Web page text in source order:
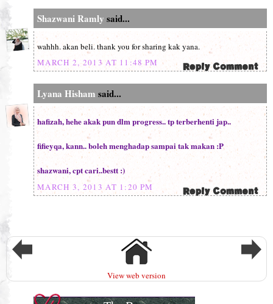
Shazwani Ramly said...
wahhh. akan beli. thank you for sharing kak yana.
MARCH 2, 2013 AT 11:48 PM
Lyana Hisham said...
hafizah, hehe akak pun dlm progress.. tp terberhenti jap..
fifieyqa, kann.. boleh menghadap sampai tak makan :P
shazwani, cpt cari..bestt :)
MARCH 3, 2013 AT 1:20 PM
View web version